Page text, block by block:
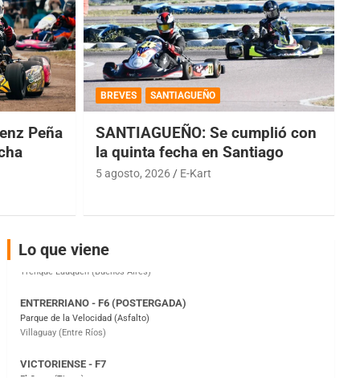
Peña
BREVES SANTIAGUEÑO
SANTIAGUEÑO: Se cumplió con
la quinta fecha en Santiago
5 agosto, 2026 E-Kart
Lo que viene
COBERTURA ESPECIAL DE E-KART.COM.AR
08/09-AGO
IAME SERIES ARGENTINA 6
Ramiro Tot (Asfalto)
Baradero (Buenos Aires)
Parque de la Velocidad (Asfalto)
Villaguay (Entre Ríos)
El Cerro (Tierra)
Victoria (Entre Ríos)
Moto Club Reginense (Tierra)